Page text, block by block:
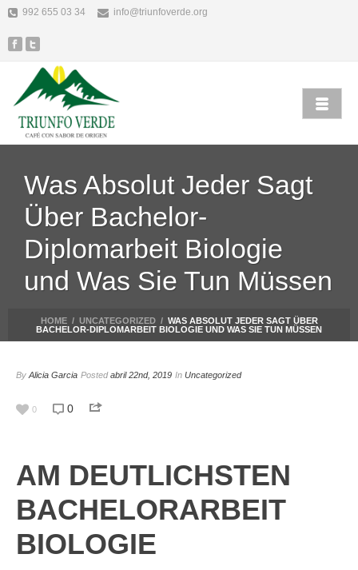
992 655 03 34 info@triunfoverde.org
Was Absolut Jeder Sagt
Über Bachelor-
Diplomarbeit Biologie
und Was Sie Tun Müssen
HOME / UNCATEGORIZED / WAS ABSOLUT JEDER SAGT ÜBER
BACHELOR-DIPLOMARBEIT BIOLOGIE UND WAS SIE TUN MÜSSEN
By Alicia Garcia Postedabril 22nd, 2019 In Uncategorized
0 0
AM DEUTLICHSTEN
BACHELORARBEIT
BIOLOGIE